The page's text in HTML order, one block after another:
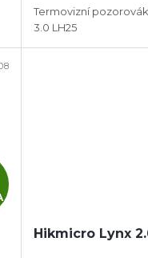
Termovizní
3.0 LH25
Hikmicro Lynx